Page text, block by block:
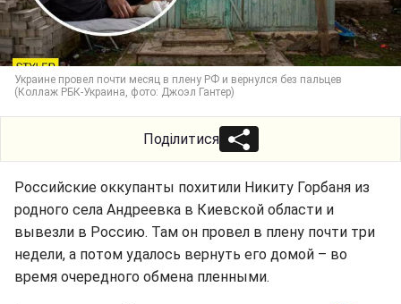
Украине провел почти месяц в плену РФ и вернулся без пальцев
(Коллаж РБК-Украина, фото: Джоэл Гантер)
Поділитися
Российские оккупанты похитили Никиту Горбаня из
родного села Андреевка в Киевской области и
вывезли в Россию. Там он провел в плену почти три
недели, а потом удалось вернуть его домой – во
время очередного обмена пленными.